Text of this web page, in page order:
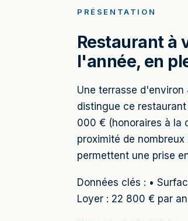
PRÉSENTATION
Restaurant à
l'année, en
Une terrasse
distingue ce
000 € (honoraires à la
proximité de
permettent une prise
Données clés : •
Loyer : 22 800 € par